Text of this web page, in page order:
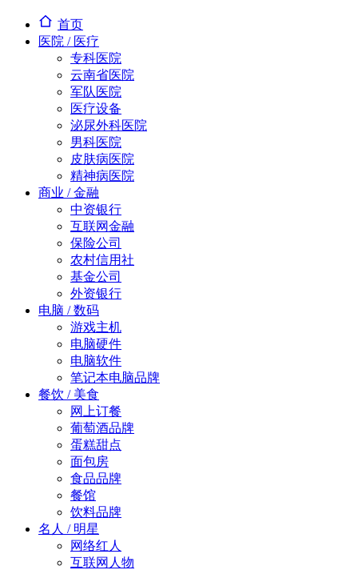
首页
医院 / 医疗
专科医院
云南省医院
军队医院
医疗设备
泌尿外科医院
男科医院
皮肤病医院
精神病医院
商业 / 金融
中资银行
互联网金融
保险公司
农村信用社
基金公司
外资银行
电脑 / 数码
游戏主机
电脑硬件
电脑软件
笔记本电脑品牌
餐饮 / 美食
网上订餐
葡萄酒品牌
蛋糕甜点
面包房
食品品牌
餐馆
饮料品牌
名人 / 明星
网络红人
互联网人物